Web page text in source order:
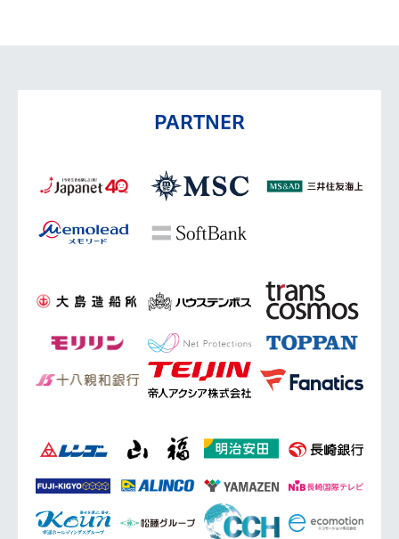
PARTNER